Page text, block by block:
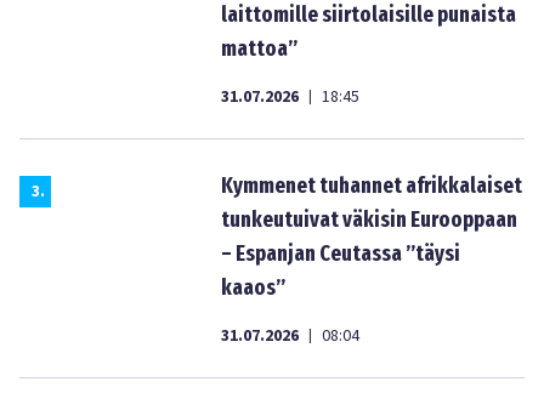
laittomille siirtolaisille punaista
mattoa”
31.07.2026 | 18:45
3.
Kymmenet tuhannet afrikkalaiset
tunkeutuivat väkisin Eurooppaan
– Espanjan Ceutassa ”täysi
kaaos”
31.07.2026 | 08:04